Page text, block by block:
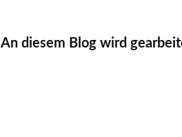
An diesem Blog wird